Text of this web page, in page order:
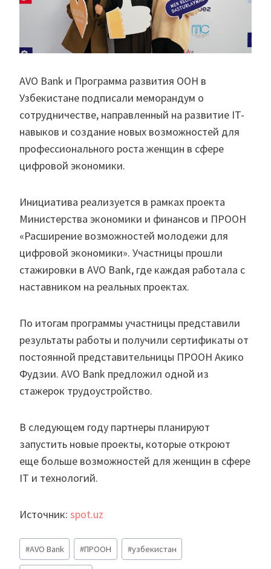
AVO Bank и Программа развития ООН в
Узбекистане подписали меморандум о
сотрудничестве, направленный на развитие IT-
навыков и создание новых возможностей для
профессионального роста женщин в сфере
цифровой экономики.
Инициатива реализуется в рамках проекта
Министерства экономики и финансов и ПРООН
«Расширение возможностей молодежи для
цифровой экономики». Участницы прошли
стажировки в AVO Bank, где каждая работала с
наставником на реальных проектах.
По итогам программы участницы представили
результаты работы и получили сертификаты от
постоянной представительницы ПРООН Акико
Фудзии. AVO Bank предложил одной из
стажерок трудоустройство.
В следующем году партнеры планируют
запустить новые проекты, которые откроют
еще больше возможностей для женщин в сфере
IT и технологий.
Источник: spot.uz
Метки
записи:
#AVO Bank #ПРООН #узбекистан